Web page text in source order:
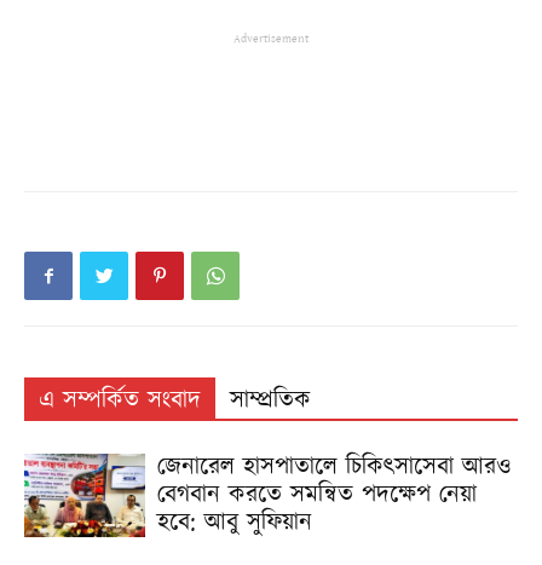
Advertisement
এ সম্পর্কিত সংবাদ
সাম্প্রতিক
জেনারেল হাসপাতালে চিকিৎসাসেবা আরও
বেগবান করতে সমন্বিত পদক্ষেপ নেয়া
হবে: আবু সুফিয়ান